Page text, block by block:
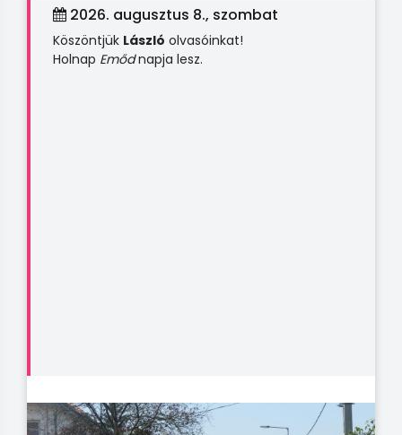
2026. augusztus 8., szombat
Köszöntjük László olvasóinkat!
Holnap Emődnapja lesz.